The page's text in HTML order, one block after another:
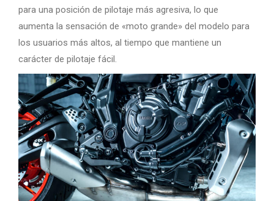
para una posición de pilotaje más agresiva, lo que
aumenta la sensación de «moto grande» del modelo para
los usuarios más altos, al tiempo que mantiene un
carácter de pilotaje fácil.